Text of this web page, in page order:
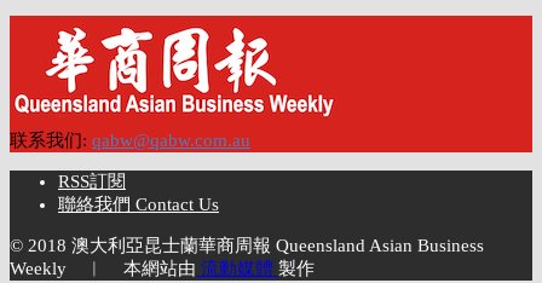
联系我们: qabw@qabw.com.au
RSS訂閱
聯絡我們 Contact Us
© 2018 澳大利亞昆士蘭華商周報 Queensland Asian Business
Weekly ︱ 本網站由 流動媒體 製作